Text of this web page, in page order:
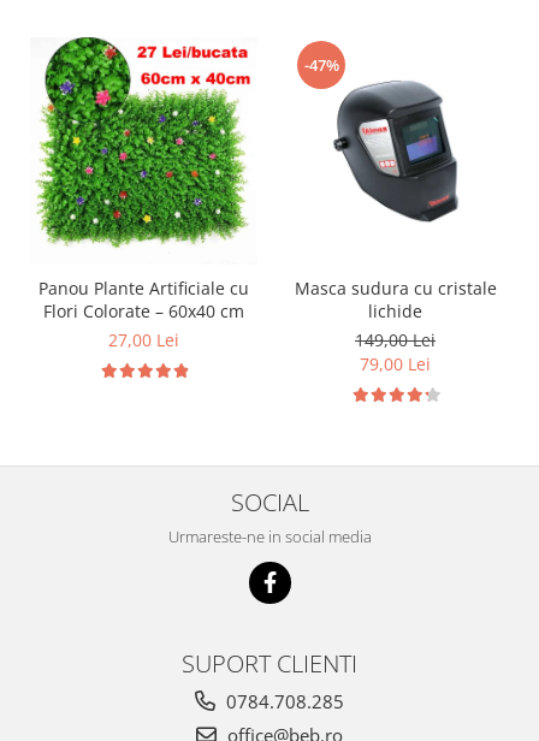
Panou Plante Artificiale cu
Flori Colorate – 60x40 cm
27,00 Lei
-47%
Masca sudura cu cristale
lichide
149,00 Lei
79,00 Lei
SOCIAL
Urmareste-ne in social media
SUPORT CLIENTI
0784.708.285
office@beb.ro